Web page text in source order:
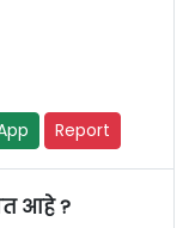
Report
आहे ?